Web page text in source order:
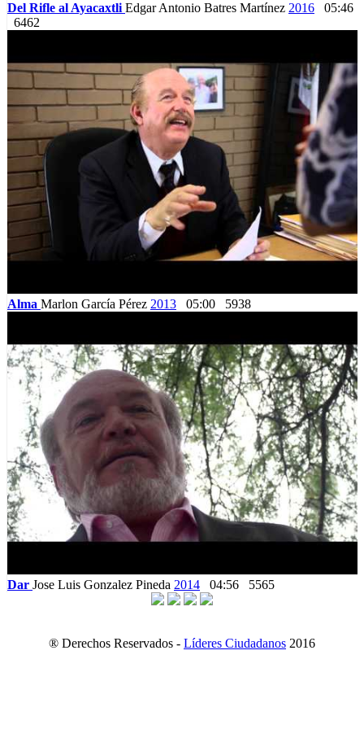
Del Rifle al Ayacaxtli Edgar Antonio Batres Martínez 2016
05:46
6462
Alma Marlon García Pérez 2013 05:00 5938
Dar Jose Luis Gonzalez Pineda 2014 04:56 5565
® Derechos Reservados - Líderes Ciudadanos 2016